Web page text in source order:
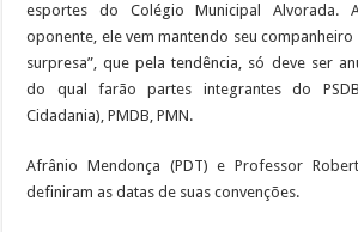
esportes do Colégio Municipal Alvorada.
oponente, ele vem mantendo seu
surpresa”, que pela tendência, só deve ser
do qual farão partes integrantes do
Cidadania), PMDB, PMN.
Afrânio Mendonça (PDT) e Professor
definiram as datas de suas convenções.